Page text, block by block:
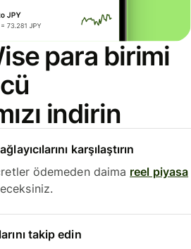
para birimi
indirin
karşılaştırın
ödemeden daima reel piyasa
takip edin